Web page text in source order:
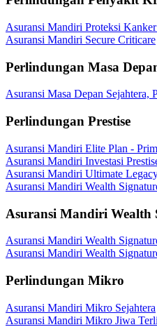
Asuransi Mandiri Proteksi
Asuransi Mandiri Secure Criticare
Perlindungan Masa
Asuransi Masa Depan Sejahtera,
Perlindungan Prestise
Asuransi Mandiri Elite Plan -
Asuransi Mandiri Investasi
Asuransi Mandiri Ultimate
Asuransi Mandiri Wealth
Asuransi Mandiri Wealth
Asuransi Mandiri Wealth
Asuransi Mandiri Wealth
Perlindungan Mikro
Asuransi Mandiri Mikro Sejahtera
Asuransi Mandiri Mikro Jiwa